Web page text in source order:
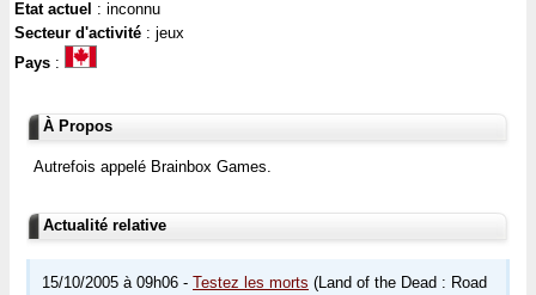
Etat actuel : inconnu
Secteur d'activité : jeux
Pays :
À Propos
Autrefois appelé Brainbox Games.
Actualité relative
15/10/2005 à 09h06 - Testez les morts (Land of the Dead : Road